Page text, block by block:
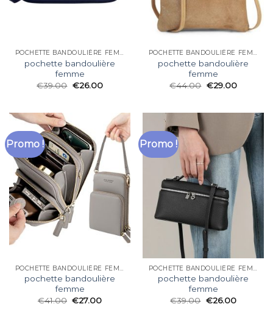
POCHETTE BANDOULIÈRE FEMME
pochette bandoulière
femme
€39.00 €26.00
POCHETTE BANDOULIÈRE FEMME
pochette bandoulière
femme
€44.00 €29.00
Promo !
POCHETTE BANDOULIÈRE FEMME
pochette bandoulière
femme
€41.00 €27.00
Promo !
POCHETTE BANDOULIÈRE FEMME
pochette bandoulière
femme
€39.00 €26.00